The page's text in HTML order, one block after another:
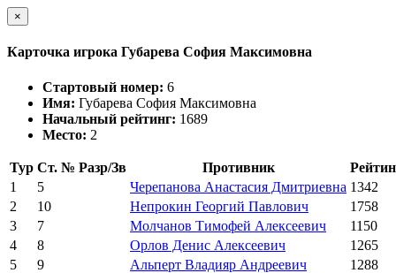
×
Карточка игрока Губарева София Максимовна
Стартовый номер: 6
Имя: Губарева София Максимовна
Начальный рейтинг: 1689
Место: 2
Тур Ст. № Разр/Зв Противник
1
5 Черепанова Анастасия Дмитриевна 1342
2
10 Непрокин Георгий Павлович
1758
3
7 Молчанов Тимофей Алексеевич
1150
4
8 Орлов Денис Алексеевич
1265
5
9 Альперт Владияр Андреевич
1288